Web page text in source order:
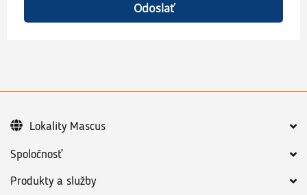
Odoslať
Spoločnosť
Produkty a služby
Lokality Mascus